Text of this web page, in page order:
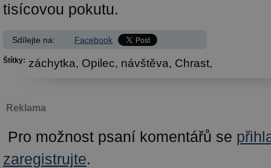
tisícovou pokutu.
Sdílejte na: Facebook
Štítky: záchytka, Opilec, návštěva, Chrast,
Reklama
Pro možnost psaní komentářů se
zaregistrujte.